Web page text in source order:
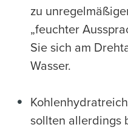
zu
„feuchter
Sie sich am
Wasser.
sollten allerdings